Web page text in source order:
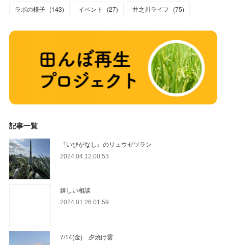
ラボの様子 (143) イベント (27) 井之川ライフ (75)
記事一覧
『いびがなし』のリュウゼツラン
2024.04.12 00:53
嬉しい相談
2024.01.26 01:59
7/14(金) 夕焼け雲